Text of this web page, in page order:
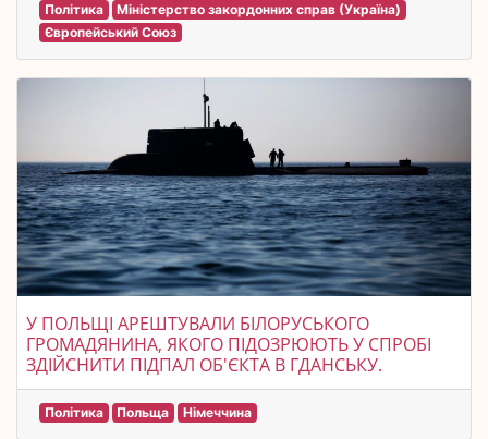
Політика
Міністерство закордонних справ (Україна)
Європейський Союз
У ПОЛЬЩІ АРЕШТУВАЛИ БІЛОРУСЬКОГО
ГРОМАДЯНИНА, ЯКОГО ПІДОЗРЮЮТЬ У СПРОБІ
ЗДІЙСНИТИ ПІДПАЛ ОБ'ЄКТА В ГДАНСЬКУ.
Політика Польща Німеччина